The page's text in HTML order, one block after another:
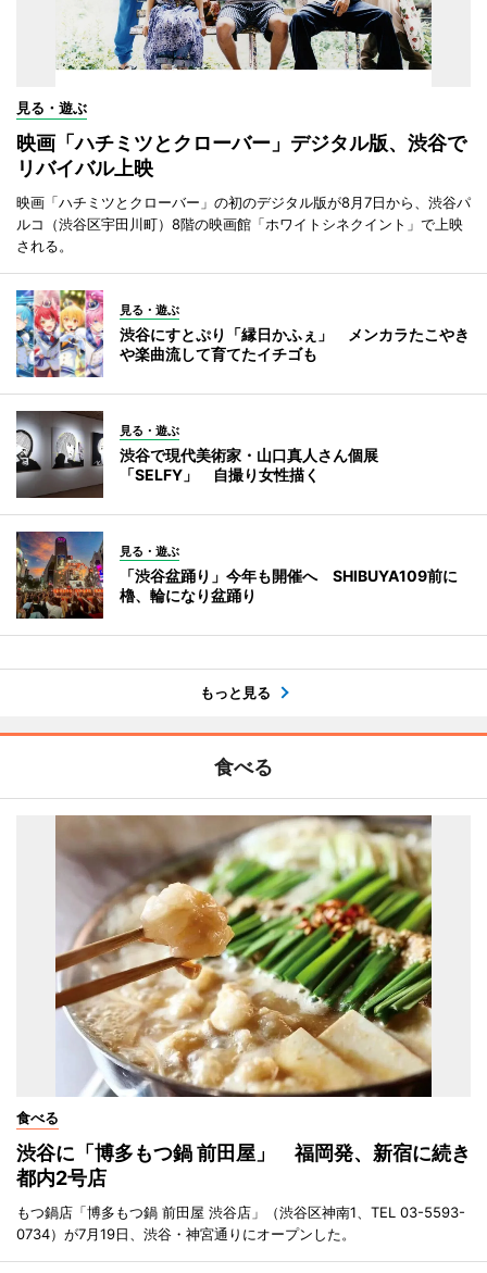
見る・遊ぶ
映画「ハチミツとクローバー」デジタル版、渋谷で
リバイバル上映
映画「ハチミツとクローバー」の初のデジタル版が8月7日から、渋谷パ
ルコ（渋谷区宇田川町）8階の映画館「ホワイトシネクイント」で上映
される。
見る・遊ぶ
渋谷にすとぷり「縁日かふぇ」 メンカラたこやき
や楽曲流して育てたイチゴも
見る・遊ぶ
渋谷で現代美術家・山口真人さん個展
「SELFY」 自撮り女性描く
見る・遊ぶ
「渋谷盆踊り」今年も開催へ SHIBUYA109前に
櫓、輪になり盆踊り
もっと見る
食べる
食べる
渋谷に「博多もつ鍋 前田屋」 福岡発、新宿に続き
都内2号店
もつ鍋店「博多もつ鍋 前田屋 渋谷店」（渋谷区神南1、TEL 03-5593-
0734）が7月19日、渋谷・神宮通りにオープンした。